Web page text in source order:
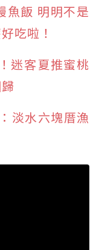
魚飯 明明不是
吃啦！
迷客夏推蜜桃
淡水六塊厝漁